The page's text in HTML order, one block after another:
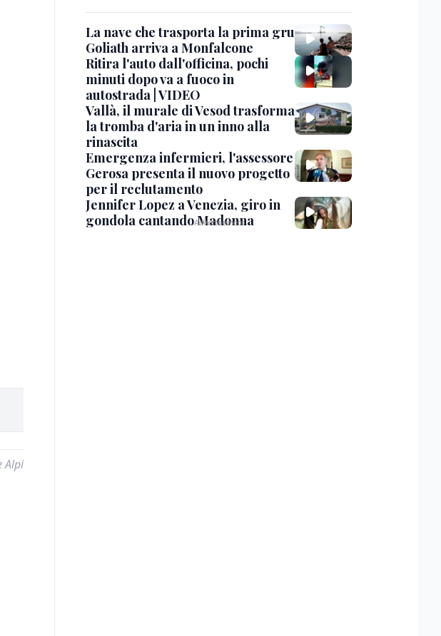
Alpi
La nave che trasporta la prima gru
Goliath arriva a Monfalcone
Ritira l'auto dall'officina, pochi
minuti dopo va a fuoco in
autostrada | VIDEO
Vallà, il murale di Vesod trasforma
la tromba d'aria in un inno alla
rinascita
Emergenza infermieri, l'assessore
Gerosa presenta il nuovo progetto
per il reclutamento
Jennifer Lopez a Venezia, giro in
gondola cantando Madonna